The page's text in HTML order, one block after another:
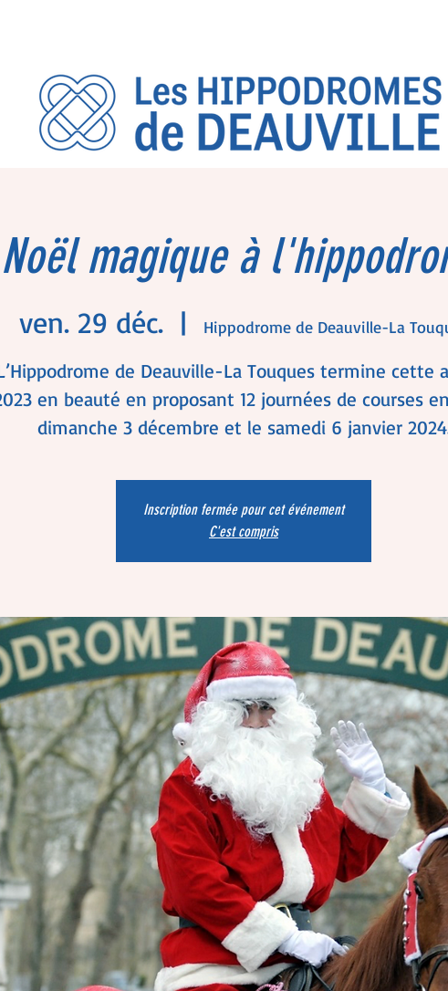
Noël magique à
ven. 29 déc.
  |
Hippodrome de Deauville-La
de Deauville-La Touques termine cette
en beauté en proposant 12 journées de courses
dimanche 3 décembre et le samedi 6 janvier
Inscription fermée pour cet événement
C'est compris